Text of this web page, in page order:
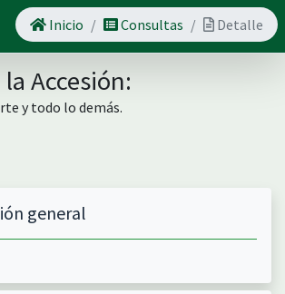
Inicio Consultas Detalle
Accesión:
y todo lo demás.
general